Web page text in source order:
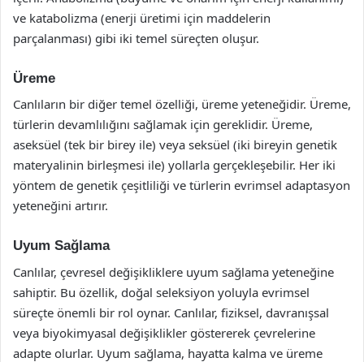
ve katabolizma (enerji üretimi için maddelerin
parçalanması) gibi iki temel süreçten oluşur.
Üreme
Canlıların bir diğer temel özelliği, üreme yeteneğidir. Üreme,
türlerin devamlılığını sağlamak için gereklidir. Üreme,
aseksüel (tek bir birey ile) veya seksüel (iki bireyin genetik
materyalinin birleşmesi ile) yollarla gerçekleşebilir. Her iki
yöntem de genetik çeşitliliği ve türlerin evrimsel adaptasyon
yeteneğini artırır.
Uyum Sağlama
Canlılar, çevresel değişikliklere uyum sağlama yeteneğine
sahiptir. Bu özellik, doğal seleksiyon yoluyla evrimsel
süreçte önemli bir rol oynar. Canlılar, fiziksel, davranışsal
veya biyokimyasal değişiklikler göstererek çevrelerine
adapte olurlar. Uyum sağlama, hayatta kalma ve üreme